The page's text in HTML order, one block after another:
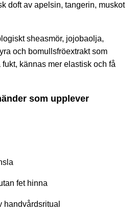
doft av apelsin, tangerin, muskot
sheasmör, jojobaolja,
och bomullsfröextrakt som
kännas mer elastisk och få
som upplever
fet hinna
handvårdsritual